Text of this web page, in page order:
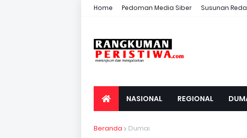
Home Pedoman Media Siber Susunan
NASIONAL REGIONAL
Beranda Dumai